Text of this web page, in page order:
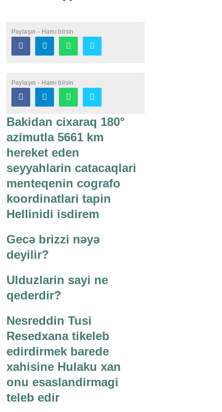
Paylaşın - Hamı bilsin
Paylaşın - Hamı bilsin
Bakidan cixaraq 180°
azimutla 5661 km
hereket eden
seyyahlarin catacaqlari
menteqenin cografo
koordinatlari tapin
Hellinidi isdirem
Gecə brizzi nəyə
deyilir?
Ulduzlarin sayi ne
qederdir?
Nesreddin Tusi
Resedxana tikeleb
edirdirmek barede
xahisine Hulaku xan
onu esaslandirmagi
teleb edir